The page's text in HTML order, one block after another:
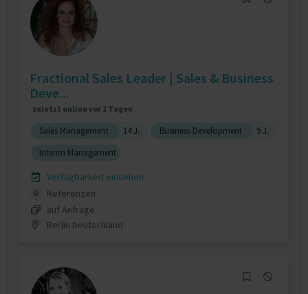
Fractional Sales Leader | Sales & Business
Deve...
zuletzt online vor 1 Tagen
Sales Management 14 J. Business Development
9 J.
Interim Management
Verfügbarkeit einsehen
0
Referenzen
auf Anfrage
Berlin Deutschland